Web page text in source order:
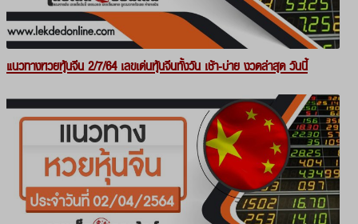
แนวทางหวยหุ้นจีน 2/7/64 เลขเด่นหุ้นจีนทั้งวัน เช้า-บ่าย งวดล่าสุด วันนี้